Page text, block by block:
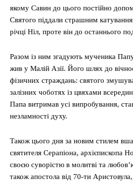
якому Савин до цього постійно
Святого піддали страшним
річці Ніл, проте він до останнього
Разом із ним згадують мученика
жив у Малій Азії. Його шлях до
фізичних страждань: святого
залізних чоботях із цвяхами
Папа витримав усі випробування,
незламності духу.
Також цього дня за новим стилем
святителя Серапіона, архієпископа
своєю суворістю в молитві та
також апостола від 70-ти